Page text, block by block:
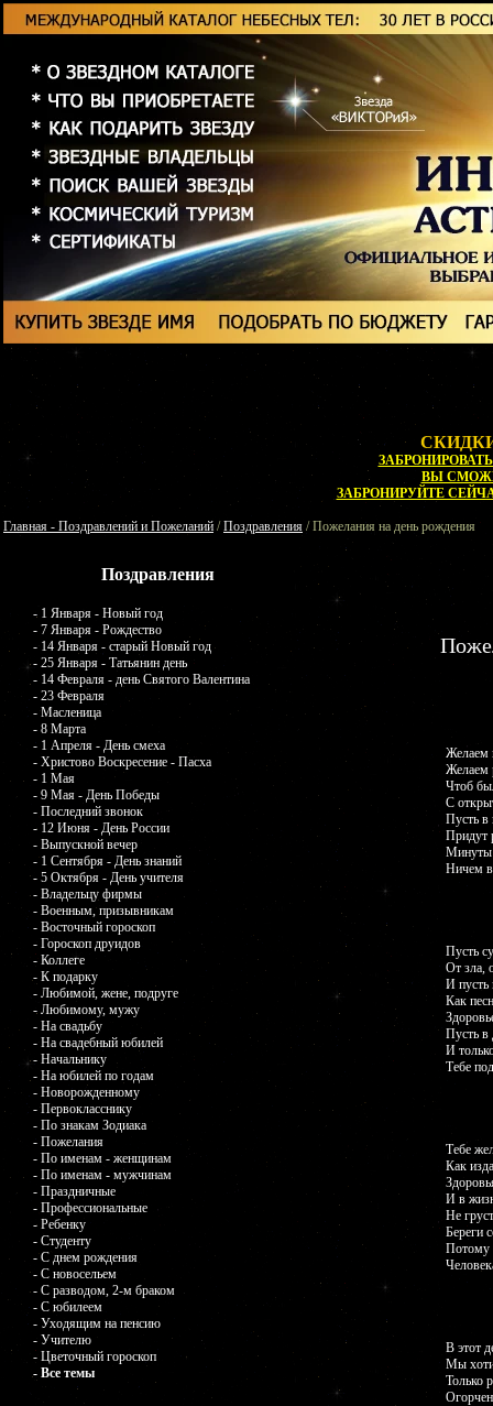
ВЫ
ЗАБРОНИРУЙТЕ
Главная - Поздравлений и Пожеланий /Поздравления / Пожелания на день рождения
Поздравления
- 1 Января - Новый год
- 7 Января - Рождество
- 14 Января - старый Новый год
- 25 Января - Татьянин день
- 14 Февраля - день Святого Валентина
- 23 Февраля
- Масленица
- 8 Марта
- 1 Апреля - День смеха
- Христово Воскресение - Пасха
- 1 Мая
- 9 Мая - День Победы
- Последний звонок
- 12 Июня - День России
- Выпускной вечер
- 1 Сентября - День знаний
- 5 Октября - День учителя
- Владельцу фирмы
- Военным, призывникам
- Восточный гороскоп
- Гороскоп друидов
- Коллеге
- К подарку
- Любимой, жене, подруге
- Любимому, мужу
- На свадьбу
- На свадебный юбилей
- Начальнику
- На юбилей по годам
- Новорожденному
- Первокласснику
- По знакам Зодиака
- Пожелания
- По именам - женщинам
- По именам - мужчинам
- Праздничные
- Профессиональные
- Ребенку
- Студенту
- С днем рождения
- С новосельем
- С разводом, 2-м браком
- С юбилеем
- Уходящим на пенсию
- Учителю
- Цветочный гороскоп
- Все темы
Желаем
Желаем
Чтоб
С
Пусть в
Придут
Минуты
Ничем
Пусть
От зла,
И пусть
Как
Пусть в
И
Тебе
Тебе
Как
И в
Не
Береги
Потому
В этот
Мы
Только